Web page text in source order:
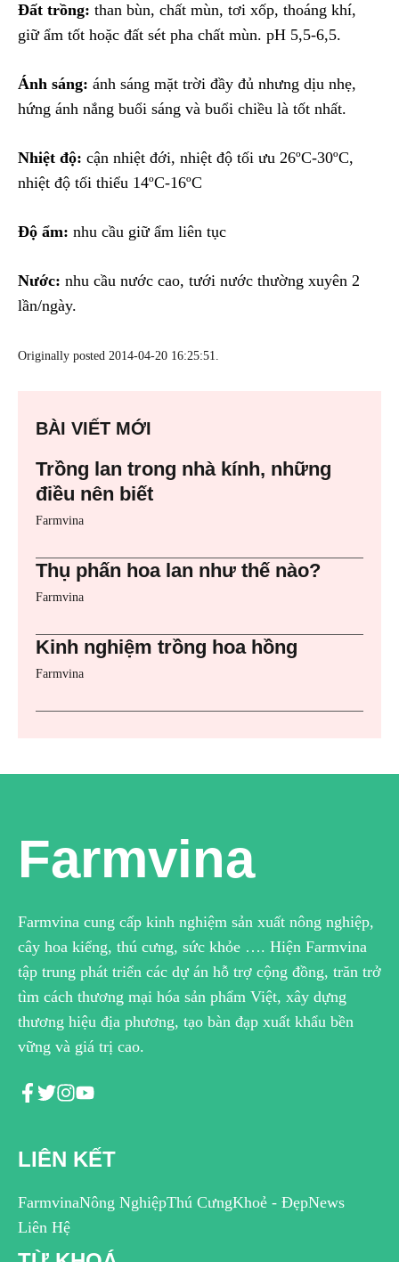
Đất trồng: than bùn, chất mùn, tơi xốp, thoáng khí,
giữ ẩm tốt hoặc đất sét pha chất mùn. pH 5,5-6,5.
Ánh sáng: ánh sáng mặt trời đầy đủ nhưng dịu nhẹ,
hứng ánh nắng buổi sáng và buổi chiều là tốt nhất.
Nhiệt độ: cận nhiệt đới, nhiệt độ tối ưu 26ºC-30ºC,
nhiệt độ tối thiểu 14ºC-16ºC
Độ ẩm: nhu cầu giữ ẩm liên tục
Nước: nhu cầu nước cao, tưới nước thường xuyên 2
lần/ngày.
Originally posted 2014-04-20 16:25:51.
BÀI VIẾT MỚI
Trồng lan trong nhà kính, những
điều nên biết
Farmvina
Thụ phấn hoa lan như thế nào?
Farmvina
Kinh nghiệm trồng hoa hồng
Farmvina
Farmvina
Farmvina cung cấp kinh nghiệm sản xuất nông nghiệp,
cây hoa kiểng, thú cưng, sức khỏe …. Hiện Farmvina
tập trung phát triển các dự án hỗ trợ cộng đồng, trăn trở
tìm cách thương mại hóa sản phẩm Việt, xây dựng
thương hiệu địa phương, tạo bàn đạp xuất khẩu bền
vững và giá trị cao.
LIÊN KẾT
FarmvinaNông NghiệpThú CưngKhoẻ - ĐẹpNews
Liên Hệ